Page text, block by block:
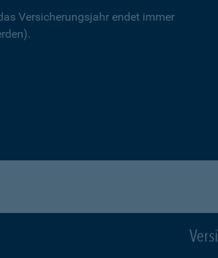
Versicherungsjahr endet immer